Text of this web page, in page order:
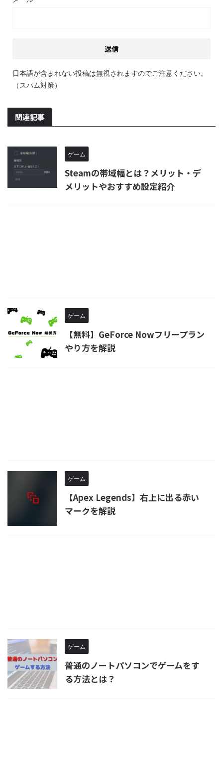
日本語が含まれない投稿は無視されますのでご注意ください。
（スパム対策）
関連記事
ゲーム
Steamの帯域幅とは？メリット・デ
メリットやおすすめ設定紹介
ゲーム
【無料】GeForce Nowフリープラン
やり方を解説
ゲーム
【Apex Legends】右上に出る赤い
マークを解説
ゲーム
普通のノートパソコンでゲームをす
る方法とは？